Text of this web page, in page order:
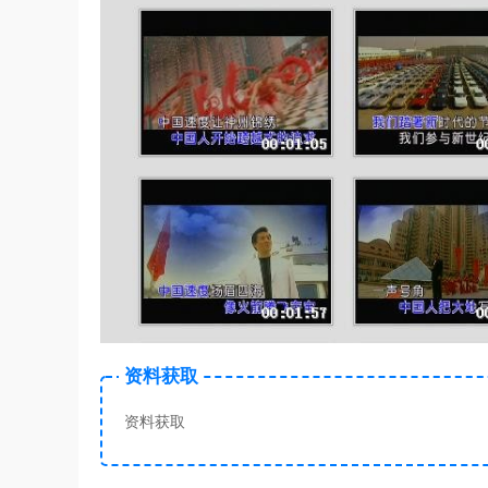
资料获取
资料获取